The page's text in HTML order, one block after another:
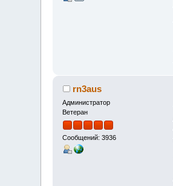
rn3aus
Администратор
Ветеран
Сообщений: 3936